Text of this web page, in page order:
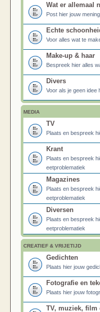
Wat er allemaal
Post hier jouw
Echte
Voor alles wat te
Make-up & haar
Bespreek hier alles
Divers
Voor als je geen idee
MEDIA
TV
Plaats en bespreek
Krant
Plaats en bespreek
eetproblematiek
Magazines
Plaats en bespreek
eetproblematiek
Diversen
Plaats en bespreek
eetproblematiek
CREATIEF & VRIJETIJD
Gedichten
Plaats hier jouw
Fotografie en
Plaats hier jouw
TV, muziek, film